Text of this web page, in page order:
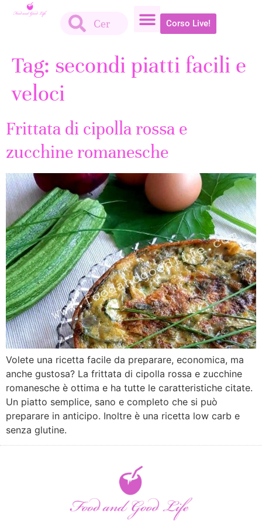
Corso Live!
Tag: secondi piatti facili e
veloci
Frittata di cipolla rossa e
zucchine romanesche
Volete una ricetta facile da preparare, economica, ma
anche gustosa? La frittata di cipolla rossa e zucchine
romanesche è ottima e ha tutte le caratteristiche citate.
Un piatto semplice, sano e completo che si può
preparare in anticipo. Inoltre è una ricetta low carb e
senza glutine.